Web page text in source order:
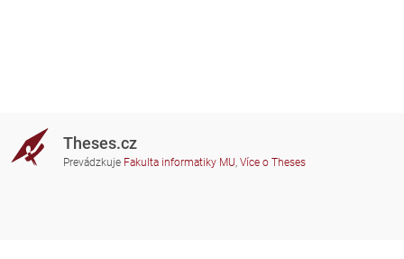
Theses.cz
Prevádzkuje Fakulta informatiky MU, Více o Theses